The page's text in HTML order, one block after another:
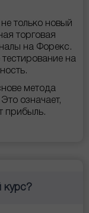
только новый
торговая
на Форекс.
на
метода
означает,
прибыль.
курс?